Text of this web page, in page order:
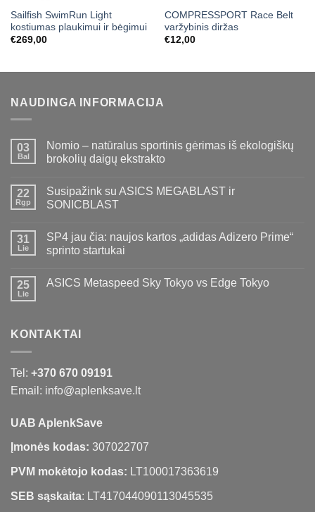
Sailfish SwimRun Light
kostiumas plaukimui ir bėgimui
€269,00
COMPRESSPORT Race Belt
varžybinis diržas
€12,00
NAUDINGA INFORMACIJA
03
Bal
Nomio – natūralus sportinis gėrimas iš ekologiškų
brokolių daigų ekstrakto
22
Rgp
Susipažink su ASICS MEGABLAST ir
SONICBLAST
31
Lie
SP4 jau čia: naujos kartos „adidas Adizero Prime“
sprinto startukai
25
Lie
ASICS Metaspeed Sky Tokyo vs Edge Tokyo
KONTAKTAI
Tel: +370 670 09191
Email: info@aplenksave.lt
UAB AplenkSave
Įmonės kodas: 307022707
PVM mokėtojo kodas: LT100017363619
SEB sąskaita: LT417044090113045535